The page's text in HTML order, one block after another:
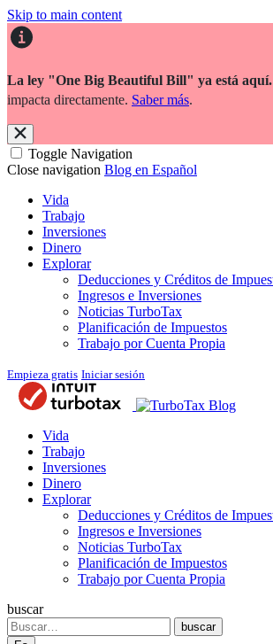
Skip to main content
La ley "One Big Beautiful Bill" ya está aquí.
impacta directamente. Saber más.
Toggle Navigation
Close navigation Blog en Español
Vida
Trabajo
Inversiones
Dinero
Explorar
Deducciones y Créditos de
Ingresos e Inversiones
Noticias TurboTax
Planificación de Impuestos
Trabajo por Cuenta Propia
Empieza gratis Iniciar sesión
Blog
Vida
Trabajo
Inversiones
Dinero
Explorar
Deducciones y Créditos de
Ingresos e Inversiones
Noticias TurboTax
Planificación de Impuestos
Trabajo por Cuenta Propia
buscar
Search
buscar